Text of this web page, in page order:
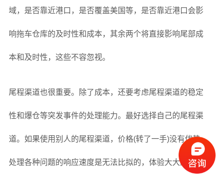
域，是否靠近港口，是否覆盖美国等，是否靠近港口会影
响拖车仓库的及时性和成本，其余两个将直接影响尾部成
本和及时性，这些不容忽视。
尾程渠道也很重要。除了成本，还要考虑尾程渠道的稳定
性和爆仓等突发事件的处理能力。最好选择自己的尾程渠
道。如果使用别人的尾程渠道，价格(转了一手)没有优势，
处理各种问题的响应速度是无法比拟的，体验大大降低，